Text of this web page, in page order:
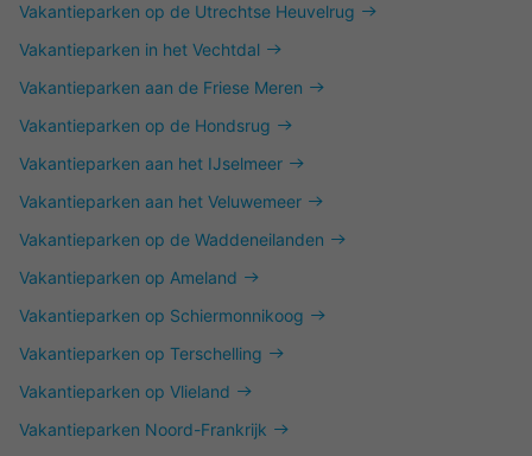
Vakantieparken op de Utrechtse Heuvelrug
Vakantieparken in het Vechtdal
Vakantieparken aan de Friese Meren
Vakantieparken op de Hondsrug
Vakantieparken aan het IJselmeer
Vakantieparken aan het Veluwemeer
Vakantieparken op de Waddeneilanden
Vakantieparken op Ameland
Vakantieparken op Schiermonnikoog
Vakantieparken op Terschelling
Vakantieparken op Vlieland
Vakantieparken Noord-Frankrijk